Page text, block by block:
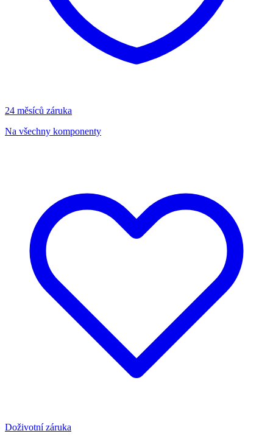
24 měsíců záruka
Na všechny komponenty
Doživotní záruka